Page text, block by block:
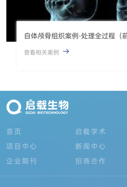
自体颅骨组织案例-处理全过程（
后）
查看相关案例 
首页 启载学术
项目中心
新闻中心
企业期刊
招商合作